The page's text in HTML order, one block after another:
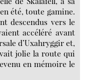
été, toute gamine.
descendus vers le
accéléré avant
d’Uxahryggir et,
jolie la route qui
en mémoire le